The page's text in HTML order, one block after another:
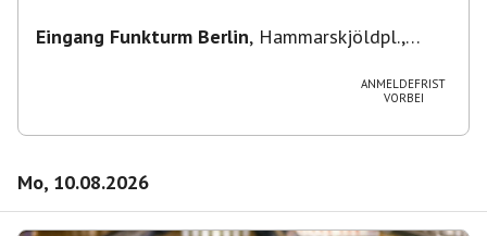
Eingang Funkturm Berlin, Hammarskjöldpl.,
ANMELDEFRIST
VORBEI
Mo, 10.08.2026